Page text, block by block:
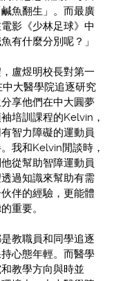
魚翻生」。而最廣
影《少林足球》中
有什麼分別呢？」
盧煜明校長對第一
大醫學院追逐研究
享他們在中大圓夢
培訓課程的Kelvin，
智力障礙的運動員
我和Kelvin閒談時，
從幫助智障運動員
過知識來幫助有需
伴的經驗，更能體
重要。
教職員和同學追逐
心態年輕。而醫學
教學方向與時並